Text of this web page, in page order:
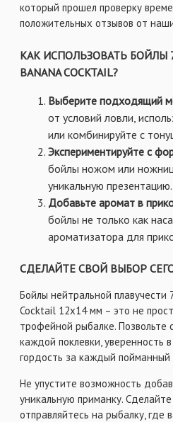
который прошел проверку
положительных отзывов от
КАК ИСПОЛЬЗОВАТЬ БОЙЛЫ
BANANA COCKTAIL?
Выберите подходящий
от условий ловли,
или комбинируйте с
Экспериментируйте с
бойлы ножом или
уникальную презентацию.
Добавьте аромат в
бойлы не только как
ароматизатора для
СДЕЛАЙТЕ СВОЙ ВЫБОР
Бойлы нейтральной
Cocktail 12x14 мм – это не
трофейной рыбалке. Позвольте
каждой поклевки, уверенность
гордость за каждый
Не упустите возможность
уникальную приманку.
отправляйтесь на рыбалку, где